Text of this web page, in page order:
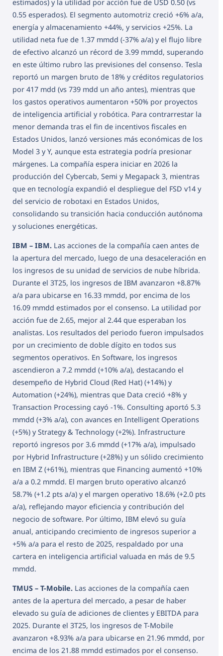
estimados) y la utilidad por acción fue de USD 0.50 (vs
0.55 esperados). El segmento automotriz creció +6% a/a,
energía y almacenamiento +44%, y servicios +25%. La
utilidad neta fue de 1.37 mmdd (-37% a/a) y el flujo libre
de efectivo alcanzó un récord de 3.99 mmdd, superando
en este último rubro las previsiones del consenso. Tesla
reportó un margen bruto de 18% y créditos regulatorios
por 417 mdd (vs 739 mdd un año antes), mientras que
los gastos operativos aumentaron +50% por proyectos
de inteligencia artificial y robótica. Para contrarrestar la
menor demanda tras el fin de incentivos fiscales en
Estados Unidos, lanzó versiones más económicas de los
Model 3 y Y, aunque esta estrategia podría presionar
márgenes. La compañía espera iniciar en 2026 la
producción del Cybercab, Semi y Megapack 3, mientras
que en tecnología expandió el despliegue del FSD v14 y
del servicio de robotaxi en Estados Unidos,
consolidando su transición hacia conducción autónoma
y soluciones energéticas.
IBM – IBM. Las acciones de la compañía caen antes de
la apertura del mercado, luego de una desaceleración en
los ingresos de su unidad de servicios de nube híbrida.
Durante el 3T25, los ingresos de IBM avanzaron +8.87%
a/a para ubicarse en 16.33 mmdd, por encima de los
16.09 mmdd estimados por el consenso. La utilidad por
acción fue de 2.65, mejor al 2.44 que esperaban los
analistas. Los resultados del periodo fueron impulsados
por un crecimiento de doble dígito en todos sus
segmentos operativos. En Software, los ingresos
ascendieron a 7.2 mmdd (+10% a/a), destacando el
desempeño de Hybrid Cloud (Red Hat) (+14%) y
Automation (+24%), mientras que Data creció +8% y
Transaction Processing cayó -1%. Consulting aportó 5.3
mmdd (+3% a/a), con avances en Intelligent Operations
(+5%) y Strategy & Technology (+2%). Infrastructure
reportó ingresos por 3.6 mmdd (+17% a/a), impulsado
por Hybrid Infrastructure (+28%) y un sólido crecimiento
en IBM Z (+61%), mientras que Financing aumentó +10%
a/a a 0.2 mmdd. El margen bruto operativo alcanzó
58.7% (+1.2 pts a/a) y el margen operativo 18.6% (+2.0 pts
a/a), reflejando mayor eficiencia y contribución del
negocio de software. Por último, IBM elevó su guía
anual, anticipando crecimiento de ingresos superior a
+5% a/a para el resto de 2025, respaldado por una
cartera en inteligencia artificial valuada en más de 9.5
mmdd.
TMUS – T-Mobile. Las acciones de la compañía caen
antes de la apertura del mercado, a pesar de haber
elevado su guía de adiciones de clientes y EBITDA para
2025. Durante el 3T25, los ingresos de T-Mobile
avanzaron +8.93% a/a para ubicarse en 21.96 mmdd, por
encima de los 21.88 mmdd estimados por el consenso.